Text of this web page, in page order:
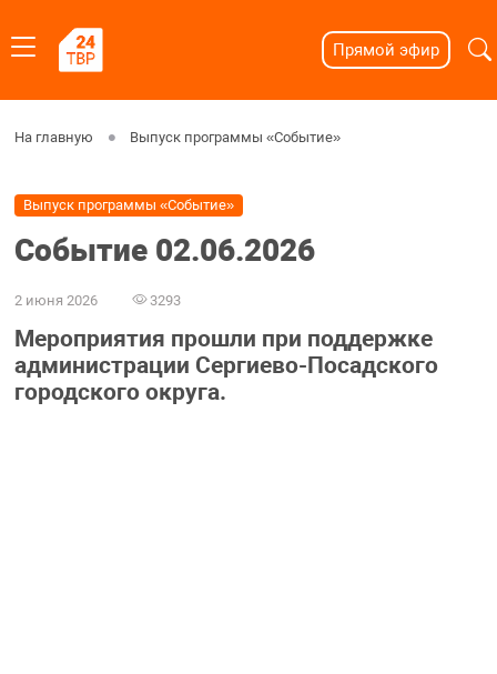
Прямой эфир
На главную Выпуск программы «Событие»
Выпуск программы «Событие»
Событие 02.06.2026
2 июня 2026 3293
Мероприятия прошли при поддержке
администрации Сергиево-Посадского
городского округа.